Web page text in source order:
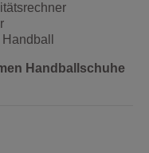
Handballschuhe